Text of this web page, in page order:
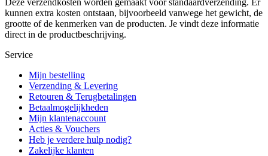
Deze verzendkosten worden gemaakt voor standaardverzending. Er
kunnen extra kosten ontstaan, bijvoorbeeld vanwege het gewicht, de
grootte of de kenmerken van de producten. Je vindt deze informatie
direct in de productbeschrijving.
Service
Mijn bestelling
Verzending & Levering
Retouren & Terugbetalingen
Betaalmogelijkheden
Mijn klantenaccount
Acties & Vouchers
Heb je verdere hulp nodig?
Zakelijke klanten